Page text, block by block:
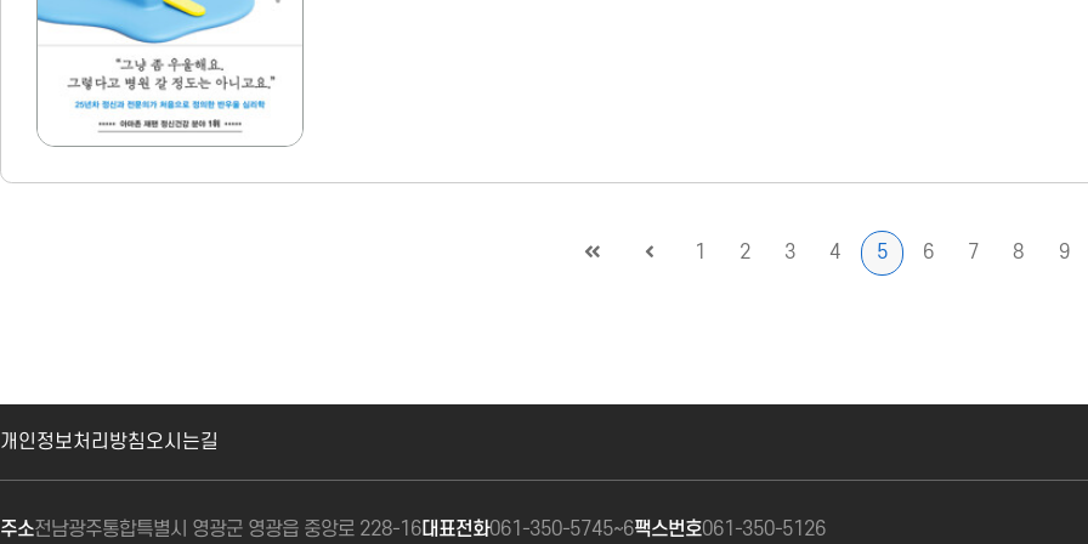
1 2 3 4 5 6 7 8 9
개인정보처리방침오시는길
주소전남광주통합특별시 영광군 영광읍 중앙로 228-16대표전화061-350-5745~6팩스번호061-350-5126